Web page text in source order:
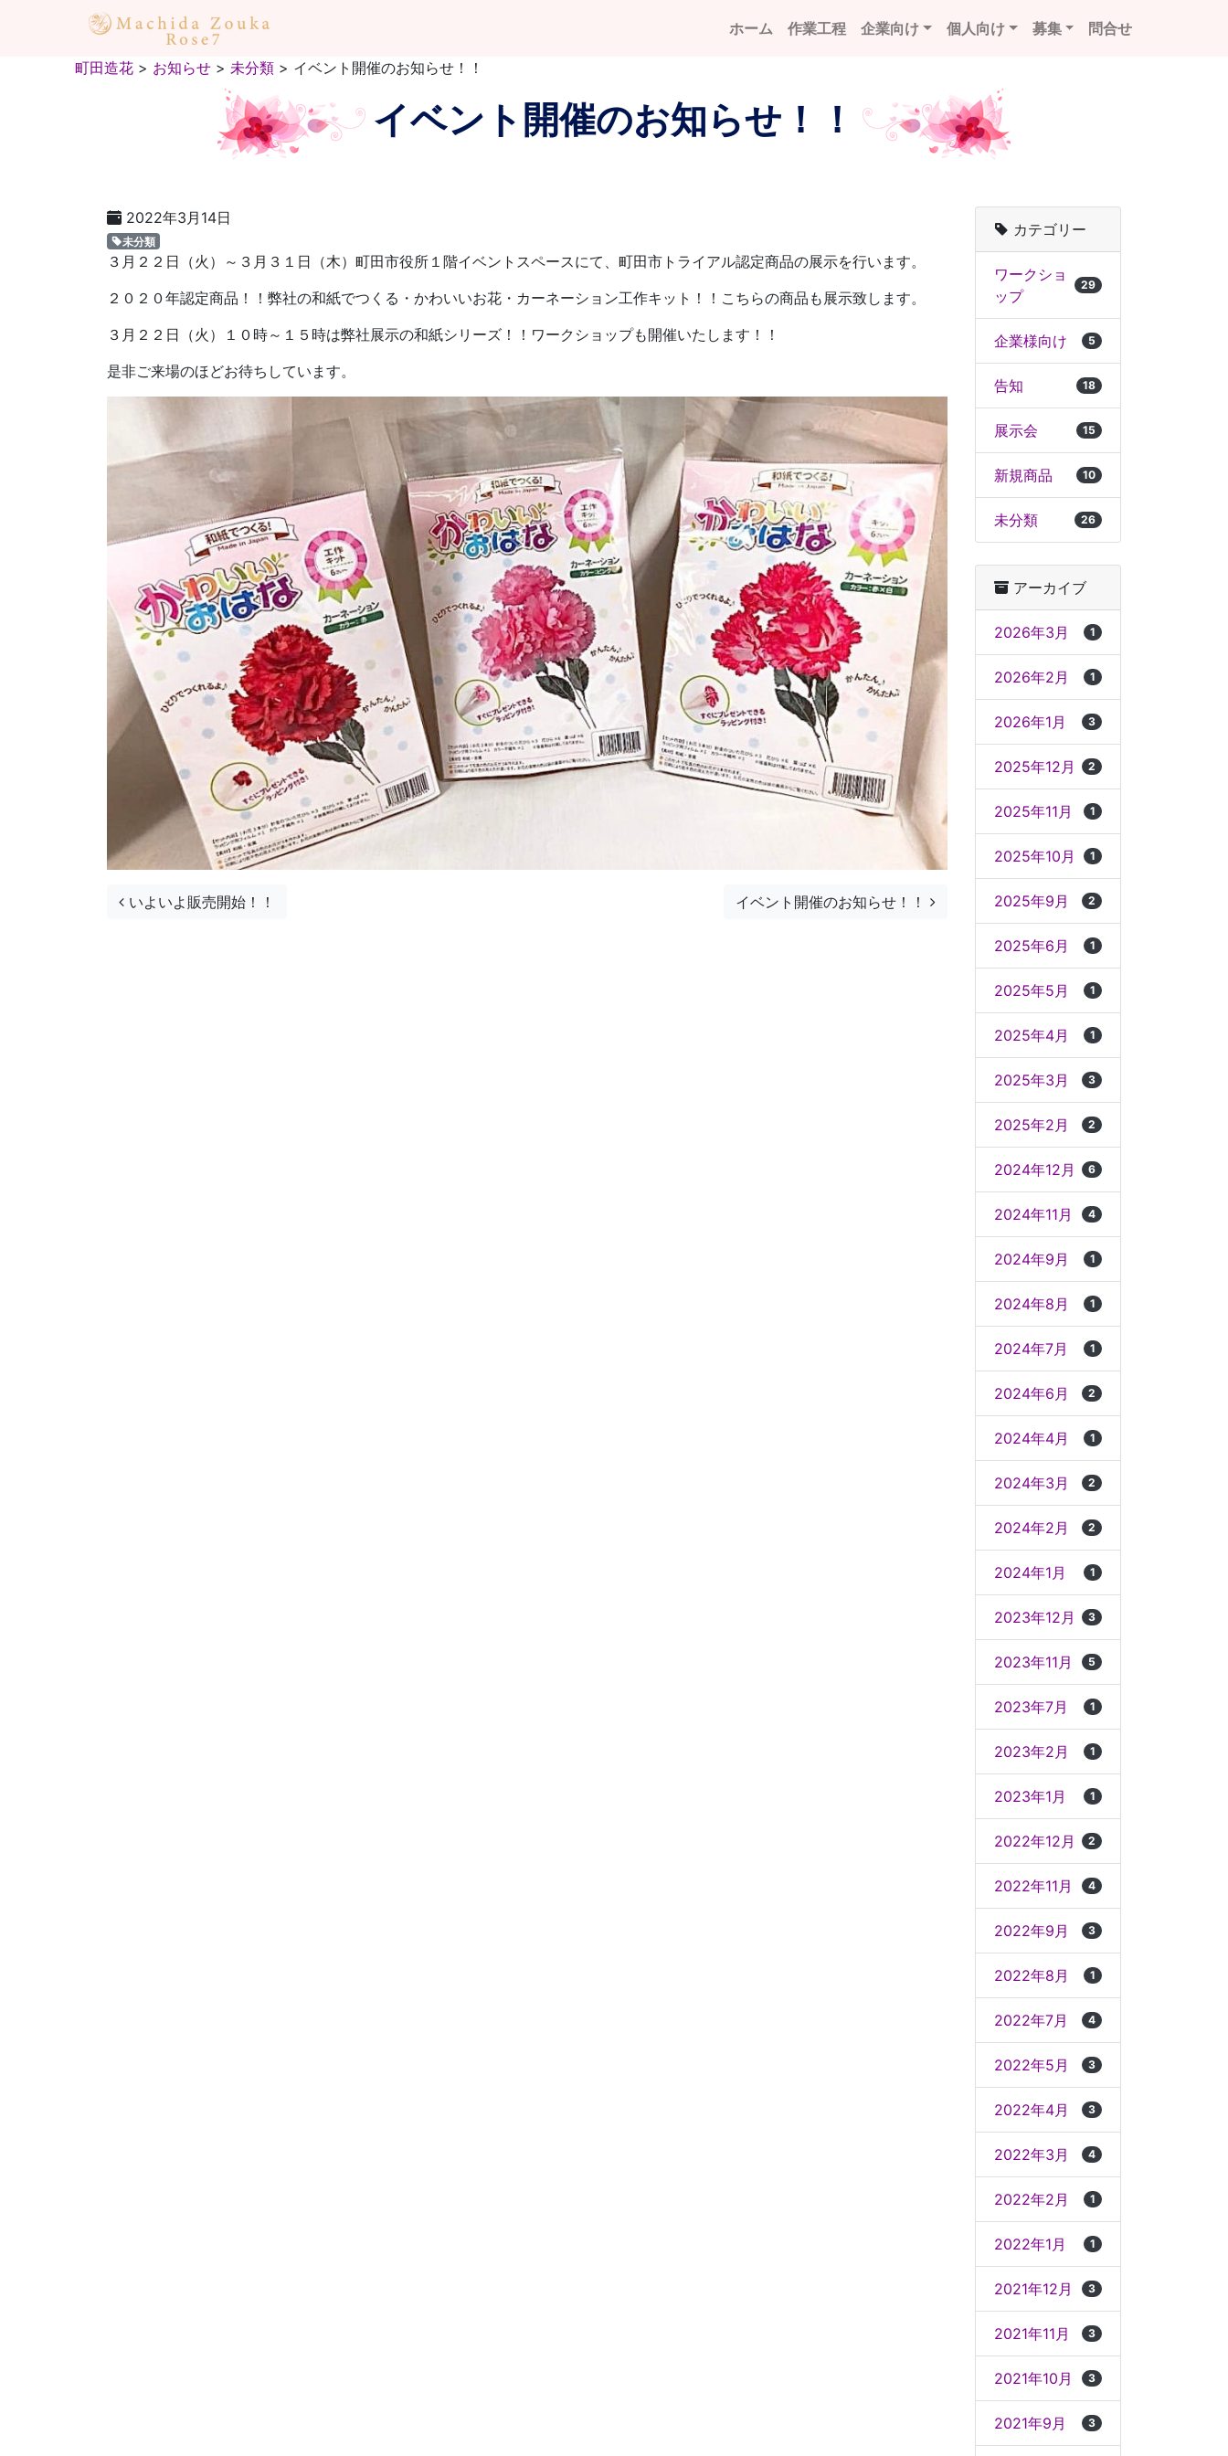
ホーム
作業工程 企業向け 個人向け 募集 問合せ
町田造花 > お知らせ >未分類 > イベント開催のお知らせ！！
イベント開催のお知らせ！！
2022年3月14日
未分類
３月２２日（火）～３月３１日（木）町田市役所１階イベントスペースにて、町田市トライアル認定商品の展示を行います。
２０２０年認定商品！！弊社の和紙でつくる・かわいいお花・カーネーション工作キット！！こちらの商品も展示致します。
３月２２日（火）１０時～１５時は弊社展示の和紙シリーズ！！ワークショップも開催いたします！！
是非ご来場のほどお待ちしています。
投稿ナビゲーション
いよいよ販売開始！！ イベント開催のお知らせ！！
カテゴリー
ワークショ
ップ
29
企業様向け 5
告知 18
展示会 15
新規商品 10
未分類 26
アーカイブ
2026年3月 1
2026年2月 1
2026年1月 3
2025年12月 2
2025年11月 1
2025年10月 1
2025年9月 2
2025年6月 1
2025年5月 1
2025年4月 1
2025年3月 3
2025年2月 2
2024年12月 6
2024年11月 4
2024年9月 1
2024年8月 1
2024年7月 1
2024年6月 2
2024年4月 1
2024年3月 2
2024年2月 2
2024年1月 1
2023年12月 3
2023年11月 5
2023年7月 1
2023年2月 1
2023年1月 1
2022年12月 2
2022年11月 4
2022年9月 3
2022年8月 1
2022年7月 4
2022年5月 3
2022年4月 3
2022年3月 4
2022年2月 1
2022年1月 1
2021年12月 3
2021年11月 3
2021年10月 3
2021年9月 3